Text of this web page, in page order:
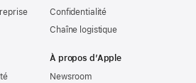
Confidentialité
Chaîne logistique
À propos d’Apple
Newsroom